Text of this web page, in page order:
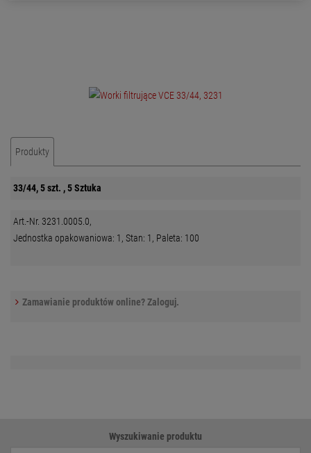
Produkty
33/44, 5 szt. , 5 Sztuka
Art.-Nr. 3231.0005.0,
Jednostka opakowaniowa: 1, Stan: 1, Paleta: 100
Zamawianie produktów online? Zaloguj.
Wyszukiwanie produktu